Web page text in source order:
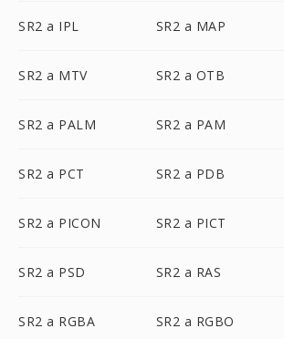
SR2 a IPL SR2 a MAP
SR2 a MTV SR2 a OTB
SR2 a PALM SR2 a PAM
SR2 a PCT SR2 a PDB
SR2 a PICON SR2 a PICT
SR2 a PSD SR2 a RAS
SR2 a RGBA SR2 a RGBO